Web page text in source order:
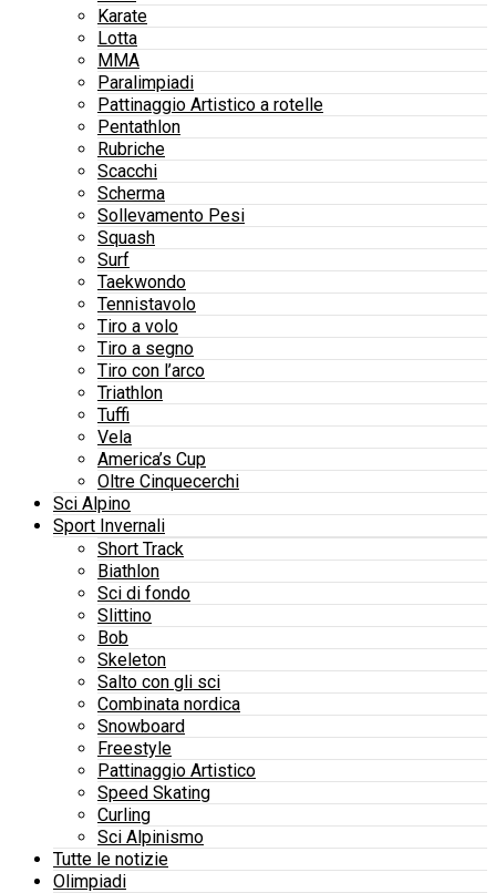
Karate
Lotta
MMA
Paralimpiadi
Pattinaggio Artistico a rotelle
Pentathlon
Rubriche
Scacchi
Scherma
Sollevamento Pesi
Squash
Surf
Taekwondo
Tennistavolo
Tiro a volo
Tiro a segno
Tiro con l’arco
Triathlon
Tuffi
Vela
America’s Cup
Oltre Cinquecerchi
Sci Alpino
Sport Invernali
Short Track
Biathlon
Sci di fondo
Slittino
Bob
Skeleton
Salto con gli sci
Combinata nordica
Snowboard
Freestyle
Pattinaggio Artistico
Speed Skating
Curling
Sci Alpinismo
Tutte le notizie
Olimpiadi